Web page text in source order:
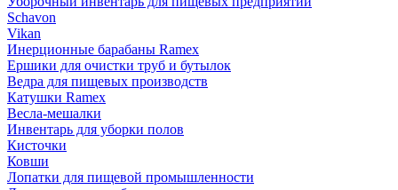
Schavon
Vikan
Инерционные барабаны Ramex
Ершики для очистки труб и бутылок
Ведра для пищевых производств
Катушки Ramex
Весла-мешалки
Инвентарь для уборки полов
Кисточки
Ковши
Лопатки для пищевой промышленности